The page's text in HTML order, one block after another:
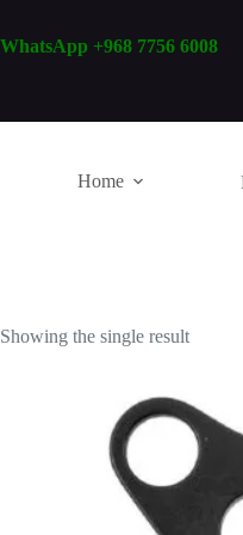
content
WhatsApp +968 7756 6008
Home
Showing the single result